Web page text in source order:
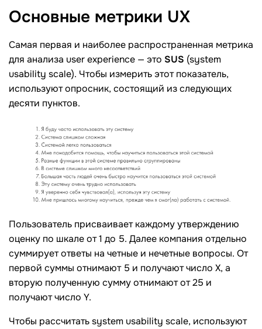
Основные метрики UX
Самая первая и наиболее распространенная метрика
для анализа user experience — это SUS (system
usability scale). Чтобы измерить этот показатель,
используют опросник, состоящий из следующих
десяти пунктов.
Пользователь присваивает каждому утверждению
оценку по шкале от 1 до 5. Далее компания отдельно
суммирует ответы на четные и нечетные вопросы. От
первой суммы отнимают 5 и получают число Х, а
вторую полученную сумму отнимают от 25 и
получают число Y.
Чтобы рассчитать system usability scale, используют